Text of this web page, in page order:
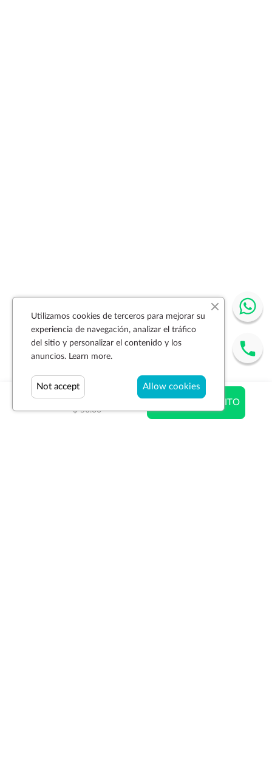
$ 16.30
$ 50.00
AÑADIR AL CARRITO
Utilizamos cookies de terceros para mejorar su
experiencia de navegación, analizar el tráfico
del sitio y personalizar el contenido y los
anuncios. Learn more.
Allow cookies
Not accept